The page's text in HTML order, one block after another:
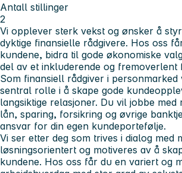
Antall stillinger
2
Vi opplever sterk vekst og ønsker å
dyktige finansielle rådgivere. Hos oss
kundene, bidra til gode økonomiske
del av et inkluderende og fremoverlent
Som finansiell rådgiver i personmarked
sentral rolle i å skape gode
langsiktige relasjoner. Du vil jobbe med
lån, sparing, forsikring og øvrige
ansvar for din egen kundeportefølje.
Vi ser etter deg som trives i dialog med
løsningsorientert og motiveres av å
kundene. Hos oss får du en variert og